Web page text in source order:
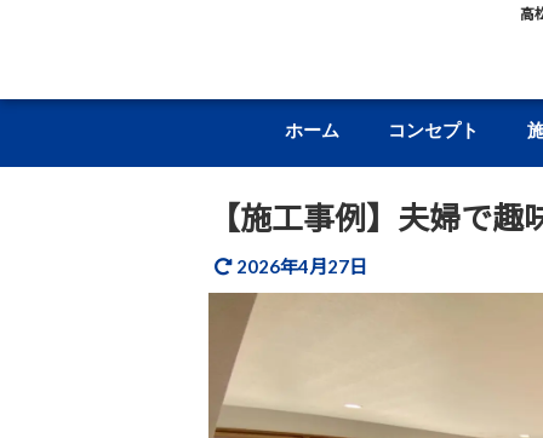
高
ホーム コンセプト
【施工事例】夫婦で
2026年4月27日